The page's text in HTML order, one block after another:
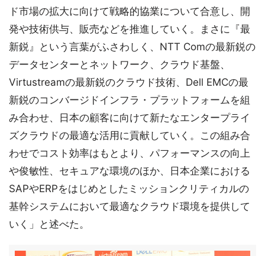
ド市場の拡大に向けて戦略的協業について合意し、開
発や技術供与、販売などを推進していく。まさに『最
新鋭』という言葉がふさわしく、NTT Comの最新鋭の
データセンターとネットワーク、クラウド基盤、
Virtustreamの最新鋭のクラウド技術、Dell EMCの最
新鋭のコンバージドインフラ・プラットフォームを組
み合わせ、日本の顧客に向けて新たなエンタープライ
ズクラウドの最適な活用に貢献していく。この組み合
わせでコスト効率はもとより、パフォーマンスの向上
や俊敏性、セキュアな環境のほか、日本企業における
SAPやERPをはじめとしたミッションクリティカルの
基幹システムにおいて最適なクラウド環境を提供して
いく」と述べた。